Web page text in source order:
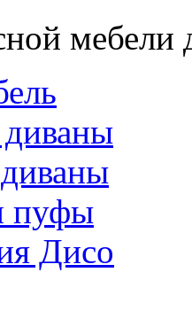
пуфы
Дисо